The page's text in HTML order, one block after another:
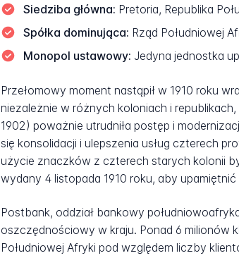
Siedziba główna: Pretoria, Republika
Spółka dominująca: Rząd Południowej
Monopol ustawowy: Jedyna jednostka
Przełomowy moment nastąpił w 1910 roku
niezależnie w różnych koloniach i
1902) poważnie utrudniła postęp i
się konsolidacji i ulepszenia usług czterech
użycie znaczków z czterech starych kolonii
wydany 4 listopada 1910 roku, aby
Postbank, oddział bankowy
oszczędnościowy w kraju. Ponad 6 milionów
Południowej Afryki pod względem liczby